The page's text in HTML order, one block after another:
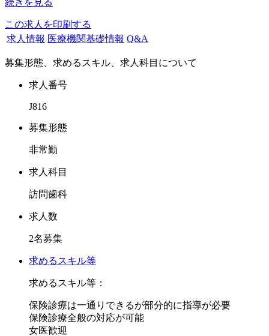
訪問診療に力を入れた診療を行っており、週1日から勤務可
能です。曜日は応相談。
カルテ入力は専任のスタッフがおりますので、診療後のカル
診療にのみ集中いただける環境です。
ご興味をお持ちのドクターからのお問い合わせをお待ちして
この求人を印刷する
求人情報 医療機関基礎情報 Q&A
募集形態、求めるスキル、求人科目について
求人番号
J816
募集形態
非常勤
求人科目
訪問歯科
求人数
2名募集
求めるスキル等
求めるスキル等：
保険診療は一通りできるが部分的に指導が必要
保険診療全般の対応が可能
女医歓迎